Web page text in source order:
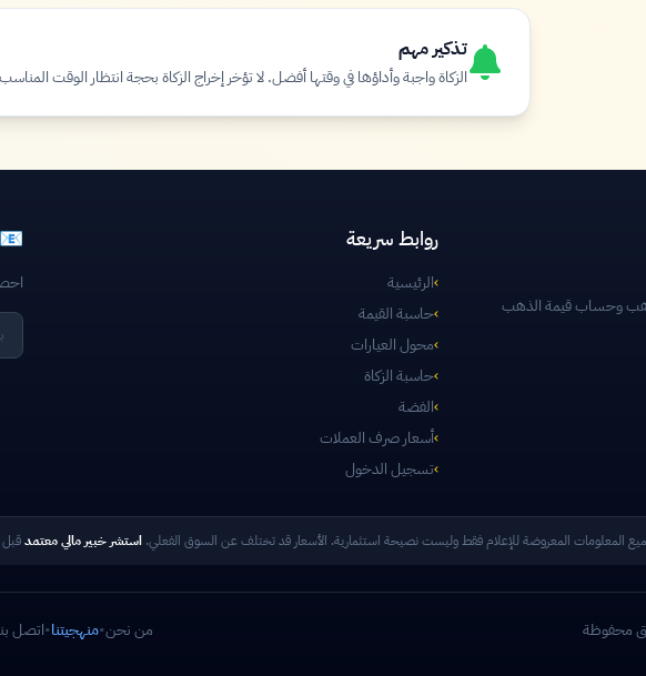
تذكير مهم
الزكاة واجبة وأداؤها في وقتها أفضل. لا تؤخر إخراج الزكاة بحجة انتظار الوقت
وحساب قيمة الذهب
روابط سريعة
›الرئيسية
›حاسبة القيمة
›محول العيارات
›حاسبة الزكاة
›الفضة
›أسعار صرف العملات
›تسجيل الدخول
📧
المعلومات المعروضة للإعلام فقط وليست نصيحة استثمارية. الأسعار قد تختلف عن السوق الفعلي. استشر خبير مالي معتمدقبل
محفوظة من نحن•منهجيتنا•اتصل